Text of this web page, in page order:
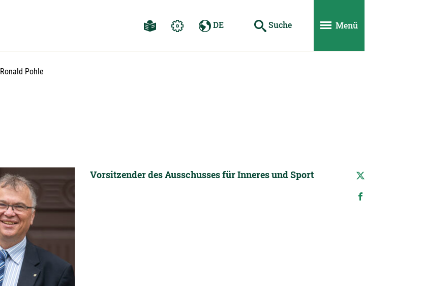
DE Suche Menü
Aktuelle Seite:
Ronald Pohle
Vorsitzender des Ausschusses für Inneres und Sport